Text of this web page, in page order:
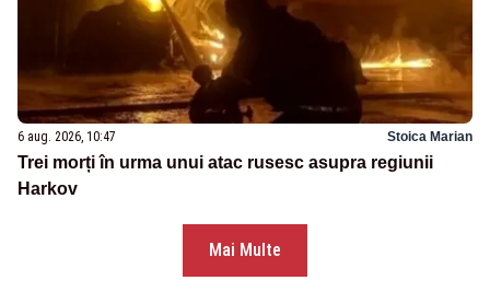
6 aug. 2026, 10:47 Stoica Marian
Trei morți în urma unui atac rusesc asupra regiunii
Harkov
Mai Multe